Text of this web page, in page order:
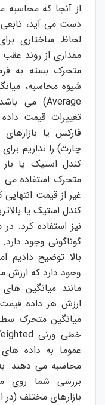
از آنجا که محاسبه
دست می آید، تابعی
لحاظ ساختاری
مقداری از روند
متحرک بسته به
شیوه محاسبه،
Average) می
تغییرات قیمت
فارکس یا
چارت) را نداریم
کندل استیک یا
متحرک استفاده می
غیر از قیمت
کندل استیک یا
نیز استفاده کرد.
گوناگونی وجود
بالا توضیح دادیم
وجود دارد که ارزش
مانند میانگین
ارزش هر داده
میانگین متحرک
خطی وزنی
عموما به داده
محاسبه می دهند.
بررسی شما روی
بازارهای مختلف (در